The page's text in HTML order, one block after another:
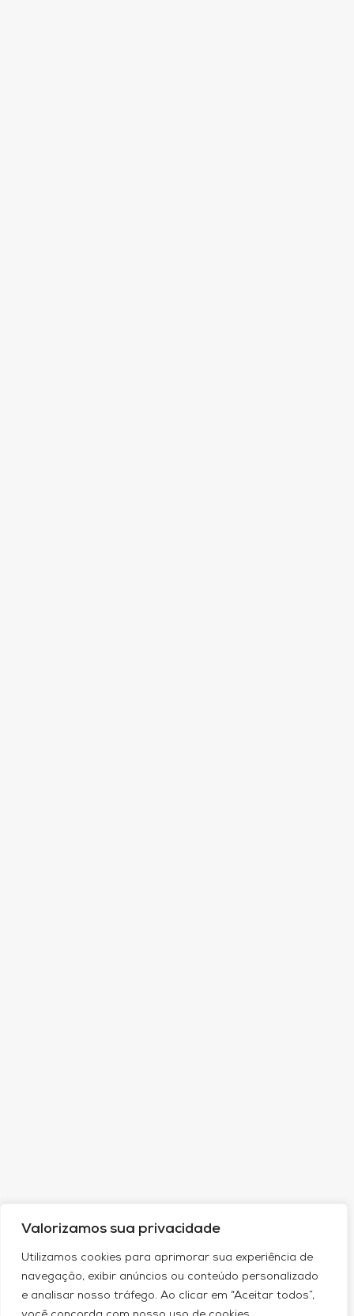
Valorizamos sua privacidade
Utilizamos cookies para aprimorar sua experiência de
navegação, exibir anúncios ou conteúdo personalizado
e analisar nosso tráfego. Ao clicar em “Aceitar todos”,